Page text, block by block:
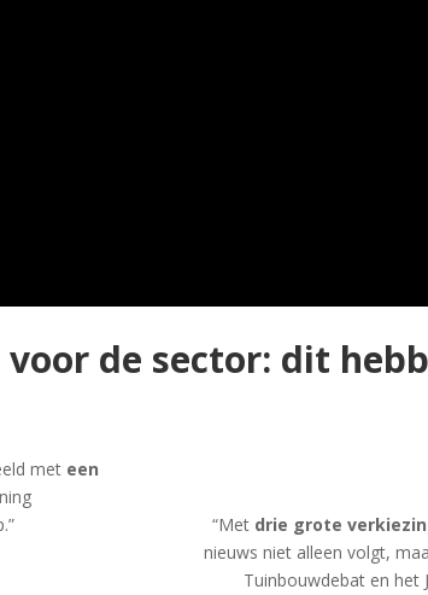
de sector: dit
met een
“Met drie grote
nieuws niet alleen volgt,
Tuinbouwdebat en het